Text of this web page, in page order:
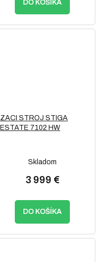
DO KOŠÍKA
ZACI STROJ STIGA
ESTATE 7102 HW
Skladom
3 999 €
DO KOŠÍKA